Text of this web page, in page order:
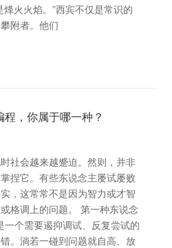
火火焰。”西宾不仅是常识的
附者。他们
，你属于哪一种？
社会越来越蹙迫。然则，并非
捏它。有些东说念主屡试屡败
，这常常不是因为智力或才智
格调上的问题。 第一种东说念
一个需要遏抑调试、反复尝试的
。淌若一碰到问题就自高、放